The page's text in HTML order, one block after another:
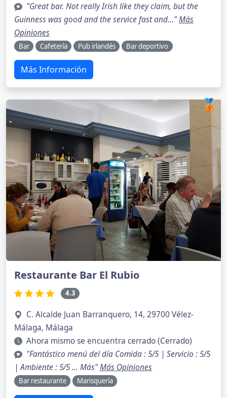
"Great bar. Not really Irish like they claim, but the
Guinness was good and the service fast and..."Más
Opiniones
Bar Cafetería Pub irlandés Bar deportivo
Más Información
🥉
Restaurante Bar El Rubio
4.3
C. Alcalde Juan Barranquero, 14, 29700 Vélez-
Málaga, Málaga
Ahora mismo se encuentra cerrado (Cerrado)
"Fantástico menú del día Comida : 5/5 | Servicio : 5/5
| Ambiente : 5/5 … Más"Más Opiniones
Bar restaurante Marisquería